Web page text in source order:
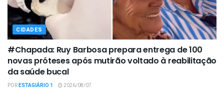
CIDADES
#Chapada: Ruy Barbosa prepara entrega de 100
novas próteses após mutirão voltado à reabilitação
da saúde bucal
PORESTAGIÁRIO 1 2026/08/07